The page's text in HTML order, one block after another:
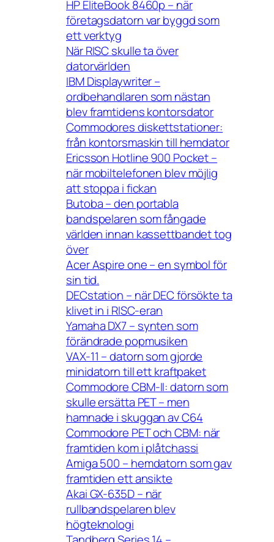
HP EliteBook 8460p – när
företagsdatorn var byggd som
ett verktyg
När RISC skulle ta över
datorvärlden
IBM Displaywriter –
ordbehandlaren som nästan
blev framtidens kontorsdator
Commodores diskettstationer:
från kontorsmaskin till hemdator
Ericsson Hotline 900 Pocket –
när mobiltelefonen blev möjlig
att stoppa i fickan
Butoba – den portabla
bandspelaren som fångade
världen innan kassettbandet tog
över
Acer Aspire one – en symbol för
sin tid.
DECstation – när DEC försökte ta
klivet in i RISC-eran
Yamaha DX7 – synten som
förändrade popmusiken
VAX-11 – datorn som gjorde
minidatorn till ett kraftpaket
Commodore CBM-II: datorn som
skulle ersätta PET – men
hamnade i skuggan av C64
Commodore PET och CBM: när
framtiden kom i plåtchassi
Amiga 500 – hemdatorn som gav
framtiden ett ansikte
Akai GX-635D – när
rullbandspelaren blev
högteknologi